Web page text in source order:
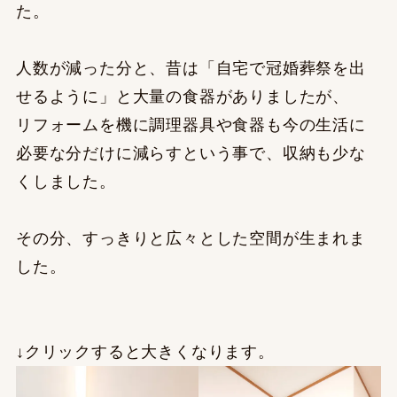
た。
人数が減った分と、昔は「自宅で冠婚葬祭を出
せるように」と大量の食器がありましたが、
リフォームを機に調理器具や食器も今の生活に
必要な分だけに減らすという事で、収納も少な
くしました。
その分、すっきりと広々とした空間が生まれま
した。
↓クリックすると大きくなります。